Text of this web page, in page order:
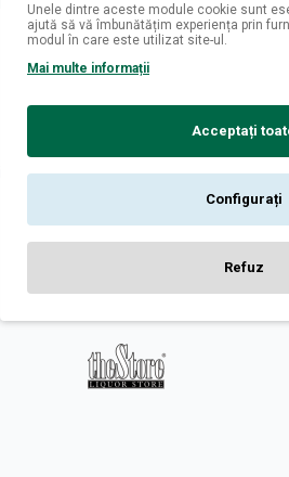
conditii
Unele dintre aceste module cookie sunt
ajută să vă îmbunătățim experiența prin
modul în care este utilizat site-ul.
Mai multe informații
Acceptați
Configurați
Refuz